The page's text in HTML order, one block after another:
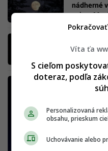
nádherné
splne.
Víta ťa
S cieľom
doteraz, podľa
Personalizovaná
obsahu, prieskum
Uchovávanie alebo